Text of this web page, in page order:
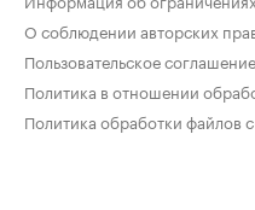
О соблюдении авторских
Пользовательское соглашение
Политика в отношении
Политика обработки файлов